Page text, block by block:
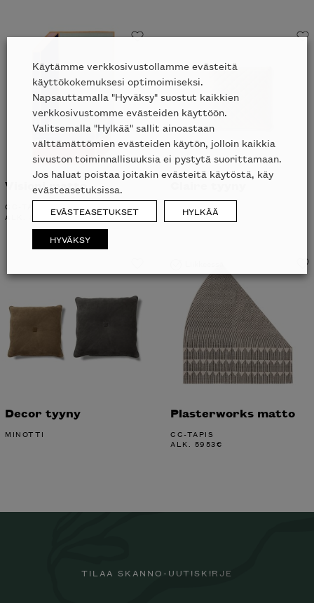
Visioni matto
CC-TAPIS
ALK. €
Claire tyyny
MINOTTI
Decor tyyny
MINOTTI
Plasterworks matto
CC-TAPIS
ALK. 5953€
TILAA SKANNO-UUTISKIRJE
Käytämme verkkosivustollamme evästeitä
käyttökokemuksesi optimoimiseksi.
Napsauttamalla "Hyväksy" suostut kaikkien
verkkosivustomme evästeiden käyttöön.
Valitsemalla "Hylkää" sallit ainoastaan
välttämättömien evästeiden käytön, jolloin kaikkia
sivuston toiminnallisuuksia ei pystytä suorittamaan.
Jos haluat poistaa joitakin evästeitä käytöstä, käy
evästeasetuksissa.
EVÄSTEASETUKSET HYLKÄÄ
HYVÄKSY